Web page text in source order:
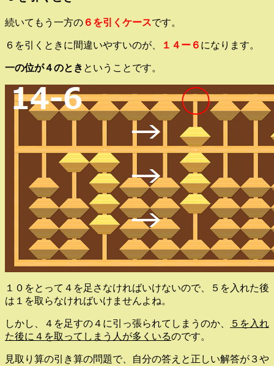
続いてもう一方の ６を引くケースです。
６を引くときに間違いやすいのが、 １４ー６ になります。
一の位が４のとき ということです。
１０をとって４を足さなければいけないので、５を入れた後
は１を取らなければいけませんよね。
しかし、４を足すの４に引っ張られてしまうのか、
５を入れ
た後に４を取ってしまう人が多くいるのです。
見取り算の引き算の問題で、自分の答えと正しい解答が３や